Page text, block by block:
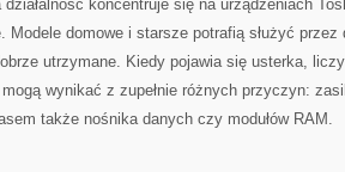
działalność koncentruje się na urządzeniach
Modele domowe i starsze potrafią służyć przez
utrzymane. Kiedy pojawia się usterka,
wynikać z zupełnie różnych przyczyn:
także nośnika danych czy modułów RAM.